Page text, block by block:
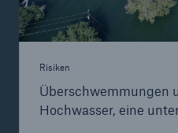
Risiken
Überschwemmungen
Hochwasser, eine